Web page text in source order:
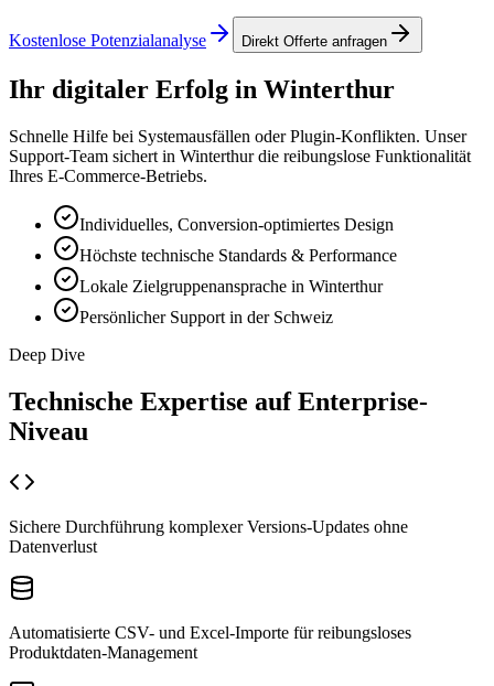
Kostenlose Potenzialanalyse Direkt Offerte anfragen
Ihr digitaler Erfolg in Winterthur
Schnelle Hilfe bei Systemausfällen oder Plugin-Konflikten. Unser
Support-Team sichert in Winterthur die reibungslose Funktionalität
Ihres E-Commerce-Betriebs.
Individuelles, Conversion-optimiertes Design
Höchste technische Standards & Performance
Lokale Zielgruppenansprache in Winterthur
Persönlicher Support in der Schweiz
Deep Dive
Technische Expertise auf Enterprise-
Niveau
Sichere Durchführung komplexer Versions-Updates ohne
Datenverlust
Automatisierte CSV- und Excel-Importe für reibungsloses
Produktdaten-Management